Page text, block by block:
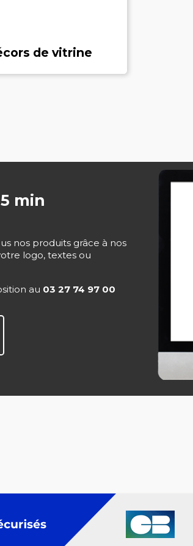
de vitrine
min
nos produits grâce à nos
logo, textes ou
au 03 27 74 97 00